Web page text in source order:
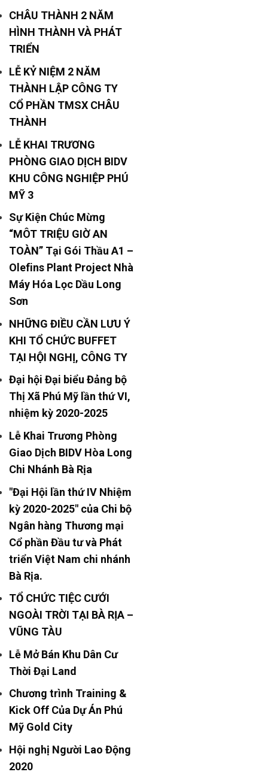
CHÂU THÀNH 2 NĂM
HÌNH THÀNH VÀ PHÁT
TRIỂN
LỄ KỶ NIỆM 2 NĂM
THÀNH LẬP CÔNG TY
CỔ PHẦN TMSX CHÂU
THÀNH
LỄ KHAI TRƯƠNG
PHÒNG GIAO DỊCH BIDV
KHU CÔNG NGHIỆP PHÚ
MỸ 3
Sự Kiện Chúc Mừng
“MÔT TRIỆU GIỜ AN
TOÀN” Tại Gói Thầu A1 –
Olefins Plant Project Nhà
Máy Hóa Lọc Dầu Long
Sơn
NHỮNG ĐIỀU CẦN LƯU Ý
KHI TỔ CHỨC BUFFET
TẠI HỘI NGHỊ, CÔNG TY
Đại hội Đại biểu Đảng bộ
Thị Xã Phú Mỹ lần thứ VI,
nhiệm kỳ 2020-2025
Lễ Khai Trương Phòng
Giao Dịch BIDV Hòa Long
Chi Nhánh Bà Rịa
"Đại Hội lần thứ IV Nhiệm
kỳ 2020-2025" của Chi bộ
Ngân hàng Thương mại
Cổ phần Đầu tư và Phát
triển Việt Nam chi nhánh
Bà Rịa.
TỔ CHỨC TIỆC CƯỚI
NGOÀI TRỜI TẠI BÀ RỊA –
VŨNG TÀU
Lễ Mở Bán Khu Dân Cư
Thời Đại Land
Chương trình Training &
Kick Off Của Dự Án Phú
Mỹ Gold City
Hội nghị Người Lao Động
2020